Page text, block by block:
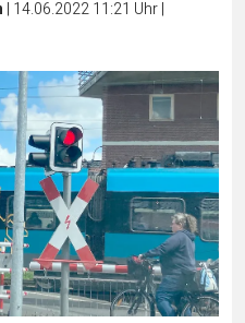
| 14.06.2022 11:21 Uhr|